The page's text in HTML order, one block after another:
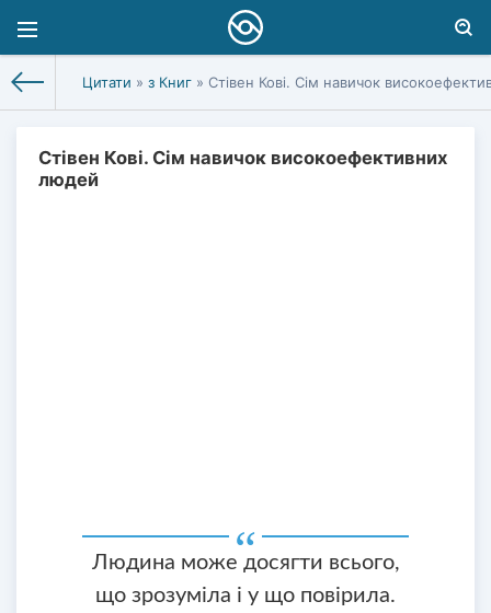
Цитати » з Книг » Стівен Кові. Сім навичок
Стівен Кові. Сім навичок високоефективних
людей
Людина може досягти всього,
що зрозуміла і у що повірила.